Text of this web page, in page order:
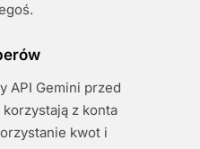
API Gemini przed
z konta
kwot i